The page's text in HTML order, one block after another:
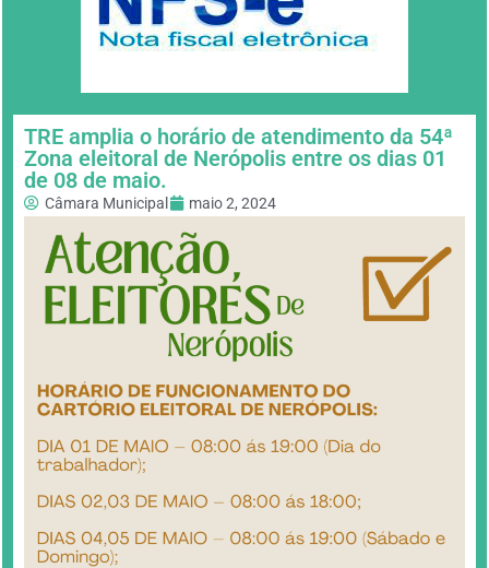
TRE amplia o horário de atendimento da 54ª
Zona eleitoral de Nerópolis entre os dias 01
de 08 de maio.
Câmara Municipal maio 2, 2024